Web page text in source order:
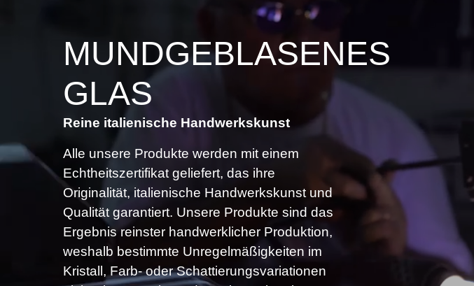
Reine italienische Handwerkskunst
Alle unsere Produkte werden mit einem
Echtheitszertifikat geliefert, das ihre
Originalität, italienische Handwerkskunst und
Ergebnis reinster handwerklicher Produktion,
weshalb bestimmte Unregelmäßigkeiten im
Kristall, Farb- oder Schattierungsvariationen
nicht als Mängel, sondern als Merkmale
gelten, die die Authentizität sicherstellen und
jedes Stück einzigartig machen.